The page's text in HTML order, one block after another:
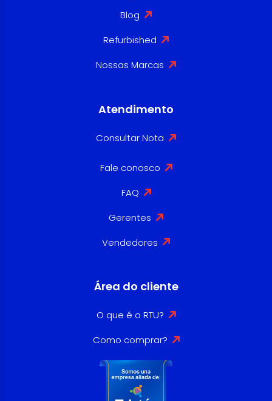
Blog
Refurbished
Nossas Marcas
Atendimento
Consultar Nota
Fale conosco
FAQ
Gerentes
Vendedores
Área do cliente
O que é o RTU?
Como comprar?